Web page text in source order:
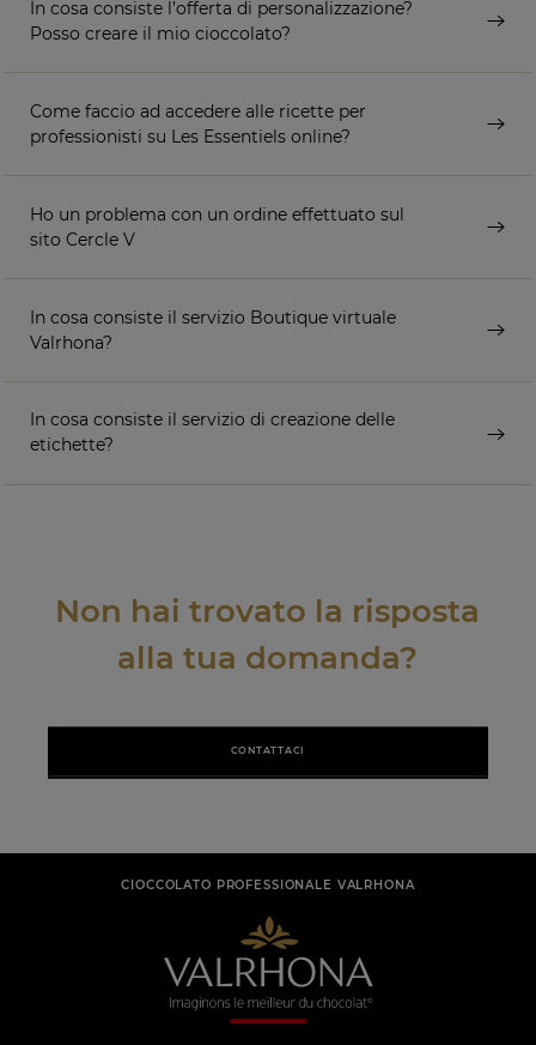
In cosa consiste l’offerta di personalizzazione?
Posso creare il mio cioccolato?
Come faccio ad accedere alle ricette per
professionisti su Les Essentiels online?
Ho un problema con un ordine effettuato sul
sito Cercle V
In cosa consiste il servizio Boutique virtuale
Valrhona?
In cosa consiste il servizio di creazione delle
etichette?
Non hai trovato la risposta
alla tua domanda?
CONTATTACI
CIOCCOLATO PROFESSIONALE VALRHONA